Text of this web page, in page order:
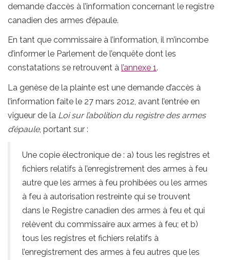
demande d’accès à l’information concernant le registre
canadien des armes d’épaule.
En tant que commissaire à l’information, il m’incombe
d’informer le Parlement de l’enquête dont les
constatations se retrouvent à l’annexe 1.
La genèse de la plainte est une demande d’accès à
l’information faite le 27 mars 2012, avant l’entrée en
vigueur de la Loi sur l’abolition du registre des armes
d’épaule, portant sur :
Une copie électronique de : a) tous les registres et
fichiers relatifs à l’enregistrement des armes à feu
autre que les armes à feu prohibées ou les armes
à feu à autorisation restreinte qui se trouvent
dans le Registre canadien des armes à feu et qui
relèvent du commissaire aux armes à feu; et b)
tous les registres et fichiers relatifs à
l’enregistrement des armes à feu autres que les